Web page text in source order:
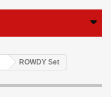
ROWDY Set